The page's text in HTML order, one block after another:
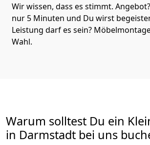
Wir wissen, dass es stimmt.
nur 5 Minuten und Du wirst
Leistung darf es sein?
Wahl.
Warum solltest Du ein
in Darmstadt bei uns